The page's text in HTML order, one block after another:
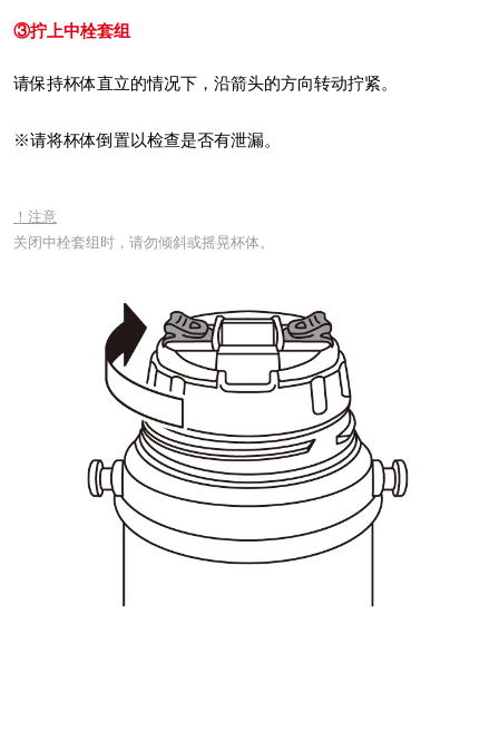
③拧上中栓套组
请保持杯体直立的情况下，沿箭头的方向转动拧紧。
※请将杯体倒置以检查是否有泄漏。
！注意
关闭中栓套组时，请勿倾斜或摇晃杯体。